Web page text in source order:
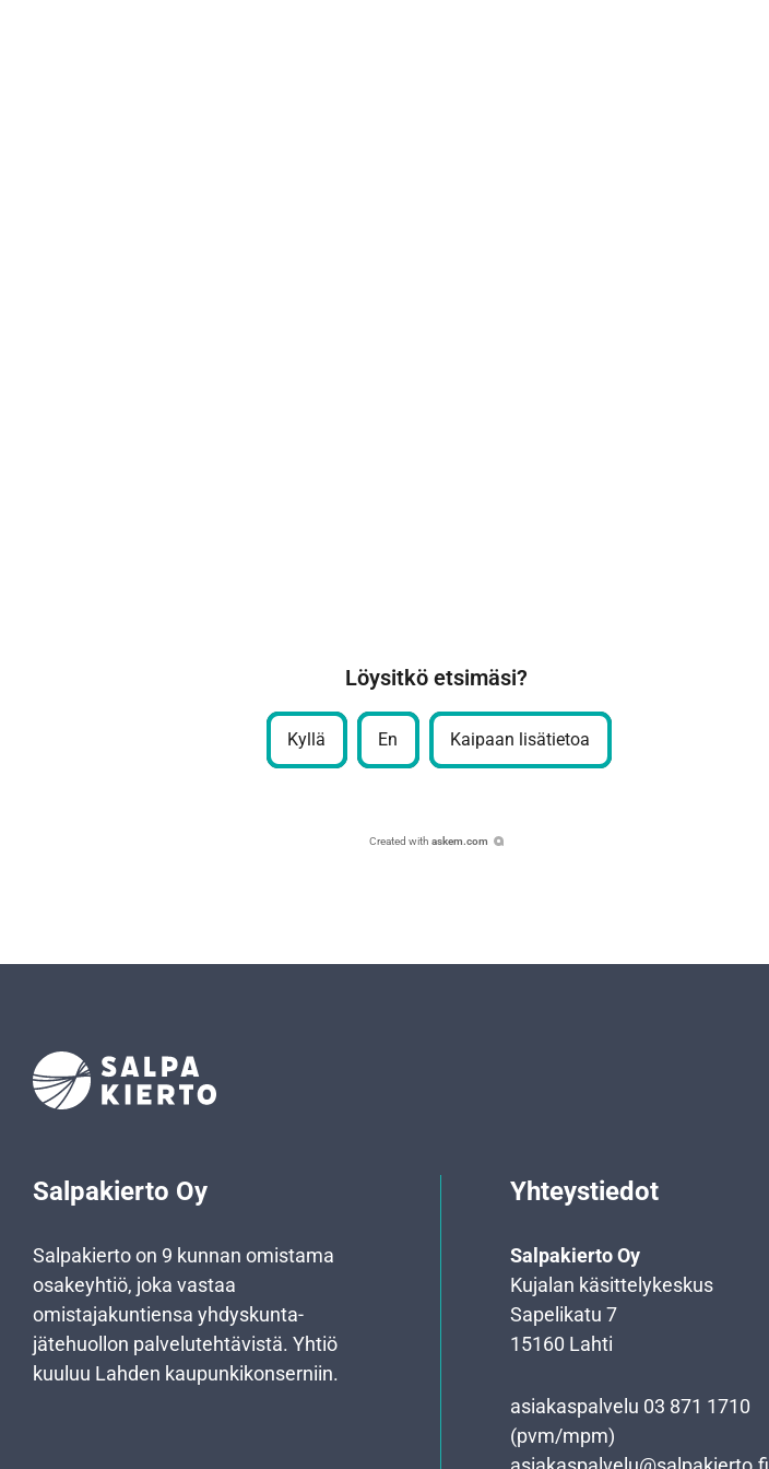
Löysitkö etsimäsi?
Kyllä En Kaipaan lisätietoa
Created with askem.com
Salpakierto Oy
Salpakierto on 9 kunnan omistama
osakeyhtiö, joka vastaa
omistajakuntiensa yhdyskunta­
jätehuollon palvelutehtävistä. Yhtiö
kuuluu Lahden kaupunkikonserniin.
Yhteystiedot
Salpakierto Oy
Kujalan käsittelykeskus
Sapelikatu 7
15160 Lahti
asiakaspalvelu 03 871 1710
(pvm/mpm)